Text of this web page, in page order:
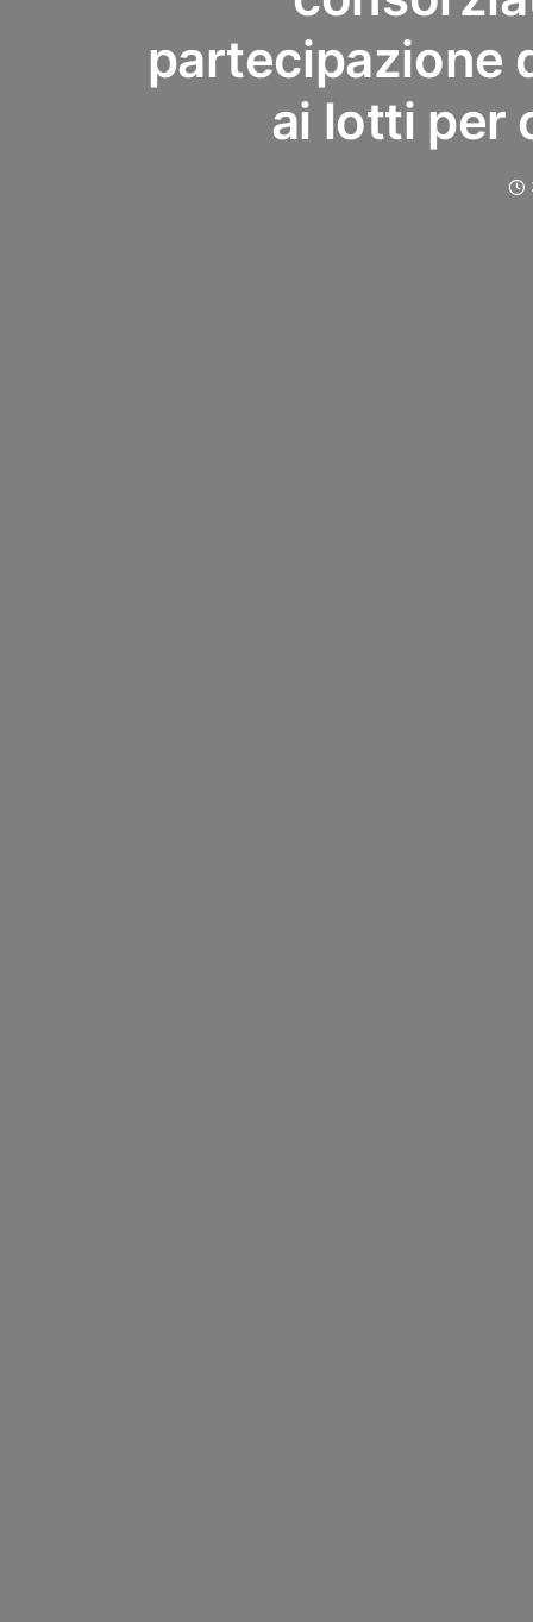
partecipazione
ai lotti per